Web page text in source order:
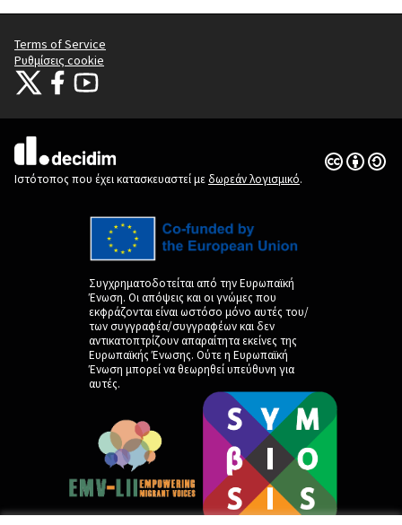
Terms of Service
Ρυθμίσεις cookie
Citizens Participation Portal at X
Ο οργανισμός Citizens Participation Portal στο Facebook
Ο οργανισμός Citizens Participation Portal στο YouTube
(Εξωτερική σύνδεση)
Ιστότοπος που έχει κατασκευαστεί με δωρεάν λογισμικό.
Άδεια
(Εξωτερική
Συγχρηματοδοτείται από την Ευρωπαϊκή
Ένωση. Οι απόψεις και οι γνώμες που
εκφράζονται είναι ωστόσο μόνο αυτές του/
των συγγραφέα/συγγραφέων και δεν
αντικατοπτρίζουν απαραίτητα εκείνες της
Ευρωπαϊκής Ένωσης. Ούτε η Ευρωπαϊκή
Ένωση μπορεί να θεωρηθεί υπεύθυνη για
αυτές.